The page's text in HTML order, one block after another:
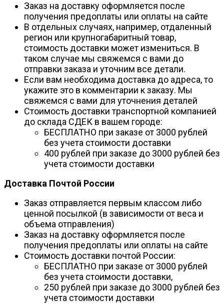
Заказ на доставку оформляется после
получения предоплаты или оплаты на сайте
В отдельных случаях, например, отдаленный
регион или крупногабаритный товар,
стоимость доставки может измениться. В
таком случае мы свяжемся с вами до
отправки заказа и уточним все детали.
Если вам необходима доставка до адреса, то
укажите это в комментарии к заказу. Мы
свяжемся с вами для уточнения деталей
Стоимость доставки транспортной компанией
до склада СДЕК в вашем городе:
БЕСПЛАТНО при заказе от 3000 рублей
без учета стоимости доставки
400 рублей при заказе до 3000 рублей без
учета стоимости доставки
Доставка Почтой России
Заказ отправляется первым классом либо
ценной посылкой (в зависимости от веса и
объема отправления)
Заказ на доставку оформляется после
получения предоплаты или оплаты на сайте
Стоимость доставки почтой России:
БЕСПЛАТНО при заказе от 3000 рублей
без учета стоимости доставки,
250 рублей при заказе до 3000 рублей без
учета стоимости доставки